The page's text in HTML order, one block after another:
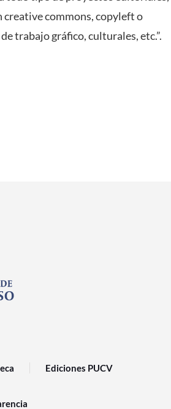
creative commons, copyleft o
trabajo gráfico, culturales, etc.”.
Ediciones PUCV